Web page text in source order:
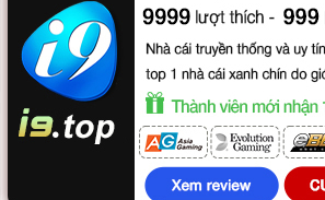
Lang Nha Bảng
Nirvana in Fire (2015)
VietSub + Thuyết Minh Full 56/56 VietSub + Thuyết Minh